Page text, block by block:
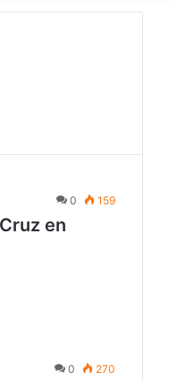
0 159
en
0 270